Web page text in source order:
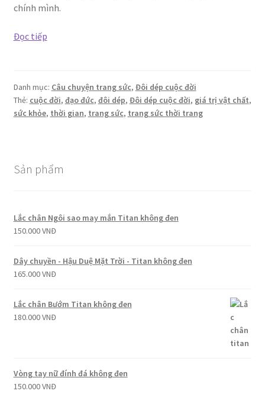
chính mình.
Đọc tiếpĐôi
Danh mục: Câu chuyện trang sức, Đôi dép cuộc đời
Thẻ: cuộc đời, đạo đức, đôi dép, Đôi dép cuộc đời, giá trị vật chất,
sức khỏe, thời gian, trang sức, trang sức thời trang
Sản phẩm
Lắc chân Ngôi sao may mắn Titan không đen
150.000VNĐ
Dây chuyền - Hậu Duệ Mặt Trời - Titan không đen
165.000VNĐ
Lắc chân Bướm Titan không đen
180.000VNĐ
Vòng tay nữ đính đá không đen
150.000VNĐ